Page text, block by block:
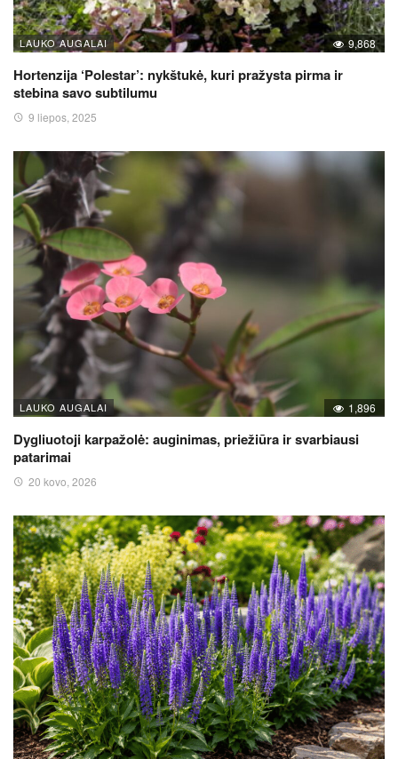
LAUKO AUGALAI 9,868
Hortenzija ‘Polestar’: nykštukė, kuri pražysta pirma ir
stebina savo subtilumu
9 liepos, 2025
LAUKO AUGALAI 1,896
Dygliuotoji karpažolė: auginimas, priežiūra ir svarbiausi
patarimai
20 kovo, 2026